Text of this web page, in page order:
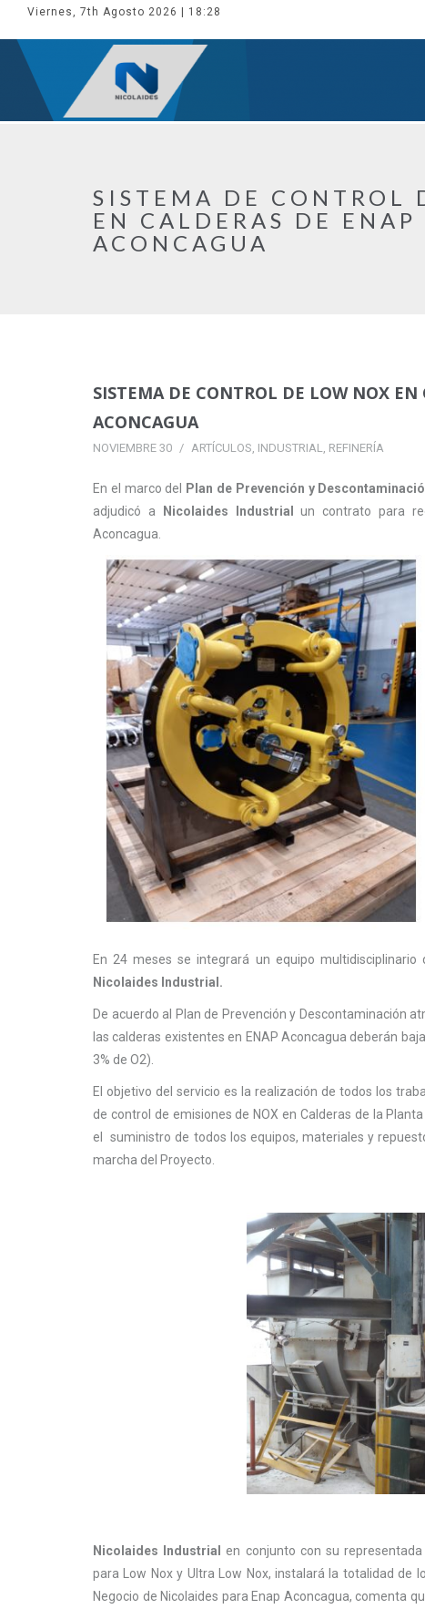
Viernes, 7th Agosto 2026 | 18:28
SISTEMA DE CONTROL
EN CALDERAS DE
ACONCAGUA
SISTEMA DE CONTROL DE LOW NOX EN
ACONCAGUA
NOVIEMBRE 30 ARTÍCULOS, INDUSTRIAL, REFINERÍA
En el marco del Plan de Prevención y
adjudicó a
Nicolaides Industrial
un contrato para
Aconcagua.
En 24 meses se integrará un equipo
Nicolaides Industrial.
De acuerdo al Plan de Prevención y Descontaminación
las calderas existentes en ENAP Aconcagua deberán
3% de O2).
El objetivo del servicio es la realización de todos los
de control de emisiones de NOX en Calderas de la
el suministro de todos los equipos, materiales y
marcha del Proyecto.
Nicolaides Industrial
en conjunto con su
para Low Nox y Ultra Low Nox, instalará la totalidad de
Negocio de Nicolaides para Enap Aconcagua, comenta